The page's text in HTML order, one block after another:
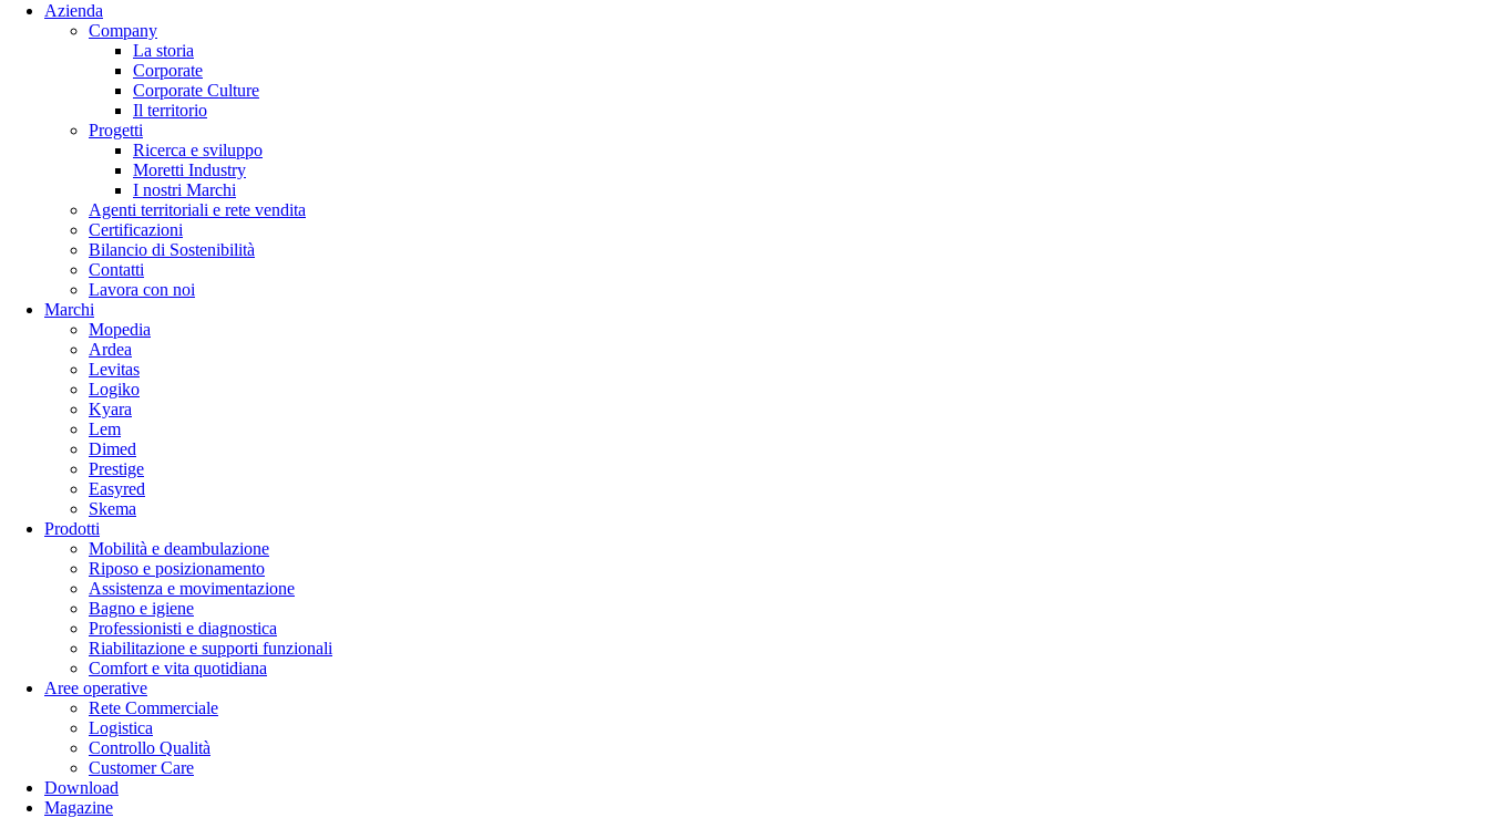
Azienda
Company
La storia
Corporate
Corporate Culture
Il territorio
Progetti
Ricerca e sviluppo
Moretti Industry
I nostri Marchi
Agenti territoriali e rete vendita
Certificazioni
Bilancio di Sostenibilità
Contatti
Lavora con noi
Marchi
Mopedia
Ardea
Levitas
Logiko
Kyara
Lem
Dimed
Prestige
Easyred
Skema
Prodotti
Mobilità e deambulazione
Riposo e posizionamento
Assistenza e movimentazione
Bagno e igiene
Professionisti e diagnostica
Riabilitazione e supporti funzionali
Comfort e vita quotidiana
Aree operative
Rete Commerciale
Logistica
Controllo Qualità
Customer Care
Download
Magazine